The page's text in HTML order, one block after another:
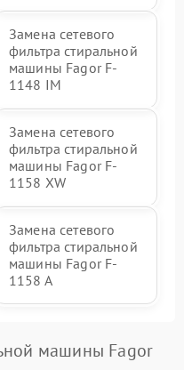
Замена сетевого
фильтра стиральной
машины Fagor F-
1148 IM
Замена сетевого
фильтра стиральной
машины Fagor F-
1158 XW
Замена сетевого
фильтра стиральной
машины Fagor F-
1158 A
машины Fagor